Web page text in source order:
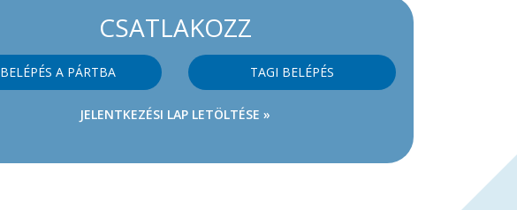
CSATLAKOZZ
BELÉPÉS A PÁRTBA TAGI BELÉPÉS
JELENTKEZÉSI LAP LETÖLTÉSE »